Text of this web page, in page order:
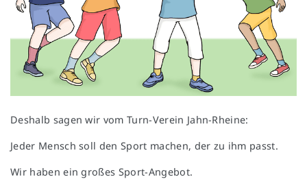
Deshalb sagen wir vom Turn-Verein Jahn-Rheine:
Jeder Mensch soll den Sport machen, der zu ihm passt.
Wir haben ein großes Sport-Angebot.